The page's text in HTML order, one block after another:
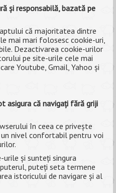
și responsabilă, bazată pe
că majoritatea dintre
mai mari folosesc cookie-uri,
Dezactivarea cookie-urilor
pe site-urile cele mai
Youtube, Gmail, Yahoo și
asigura că navigați fără griji
în ceea ce privește
nivel confortabil pentru voi
urile și sunteți singura
puteți seta termene
istoricului de navigare și al